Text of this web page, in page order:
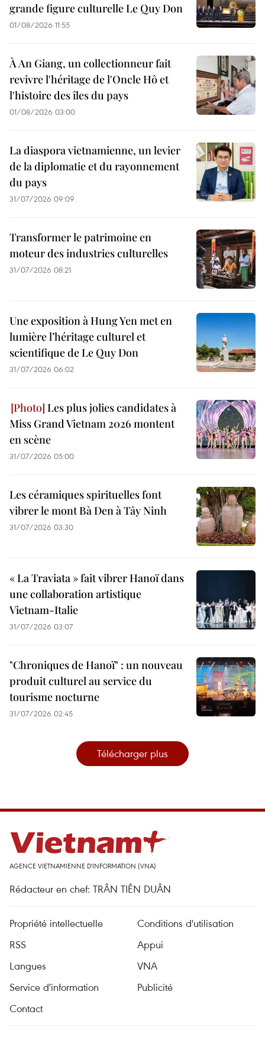
grande figure culturelle Le Quy Don
01/08/2026 11:55
À An Giang, un collectionneur fait
revivre l'héritage de l'Oncle Hô et
l'histoire des îles du pays
01/08/2026 03:00
La diaspora vietnamienne, un levier
de la diplomatie et du rayonnement
du pays
31/07/2026 09:09
Transformer le patrimoine en
moteur des industries culturelles
31/07/2026 08:21
Une exposition à Hung Yen met en
lumière l’héritage culturel et
scientifique de Le Quy Don
31/07/2026 06:02
Les plus jolies candidates à
Miss Grand Vietnam 2026 montent
en scène
31/07/2026 05:00
Les céramiques spirituelles font
vibrer le mont Bà Den à Tây Ninh
31/07/2026 03:30
« La Traviata » fait vibrer Hanoï dans
une collaboration artistique
Vietnam-Italie
31/07/2026 03:07
"Chroniques de Hanoï" : un nouveau
produit culturel au service du
tourisme nocturne
31/07/2026 02:45
Télécharger plus
AGENCE VIETNAMIENNE D'INFORMATION (VNA)
Rédacteur en chef: TRÂN TIÊN DUÂN
Propriété intellectuelle
Conditions d'utilisation
RSS
Appui
Langues
VNA
Service d'information
Publicité
Contact